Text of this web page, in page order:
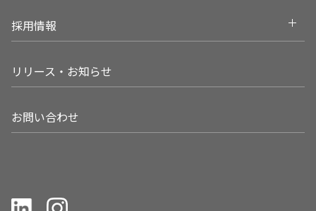
採用情報
リリース・お知らせ
お問い合わせ